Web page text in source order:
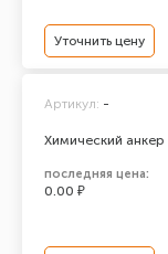
Уточнить цену
Химический анкер
Артикул: -
последняя цена:
0.00 ₽